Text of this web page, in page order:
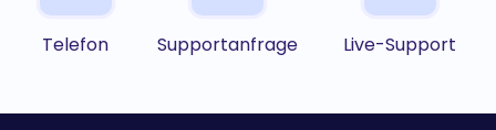
Telefon Supportanfrage Live-Support